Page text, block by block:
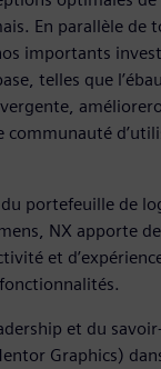
En parallèle de
importants
telles que
communauté
portefeuille de
NX apporte
et
et du
Graphics)